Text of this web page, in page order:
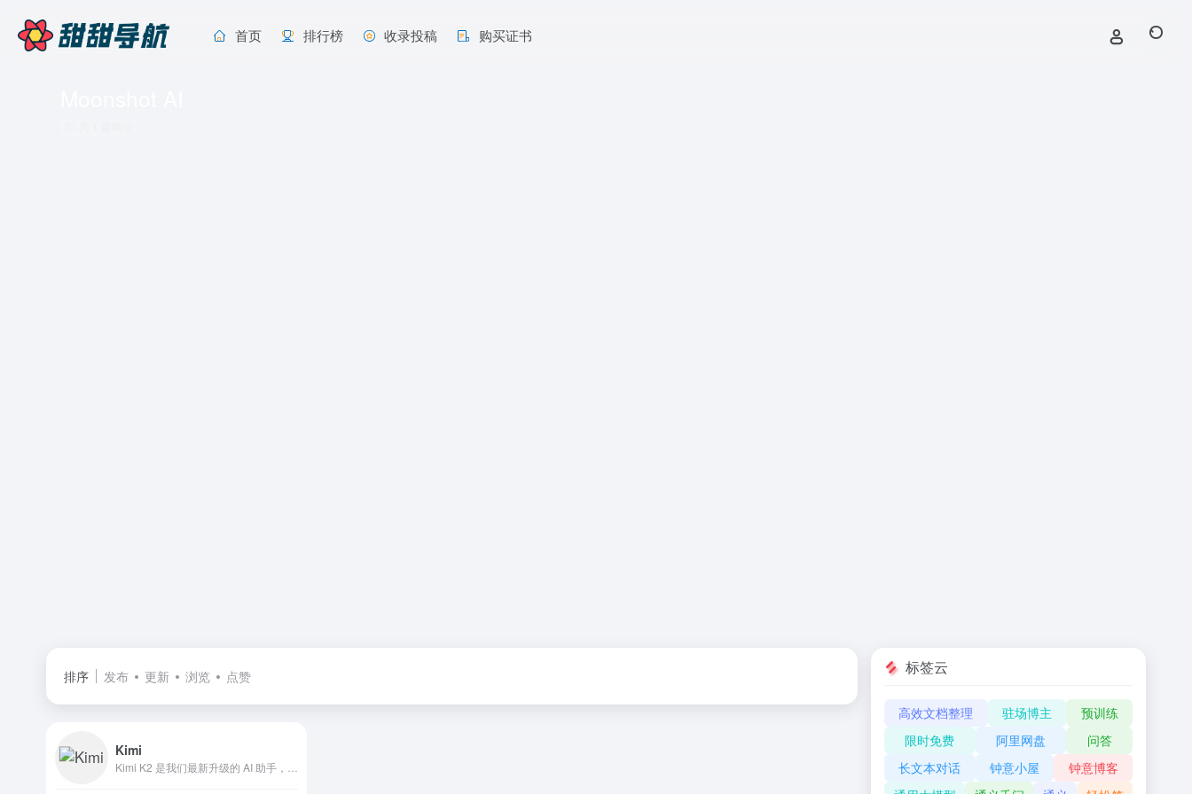
首页 排行榜 收录投稿 购买证书
排序 发布 更新 浏览 点赞
Kimi
标签云
高效文档整理 驻场博主
预训练
限时免费
阿里网盘
问答
长文本对话
钟意小屋
钟意博客